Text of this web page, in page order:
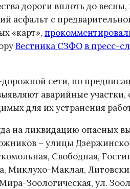
дороги вплоть до
асфальт с
«карт»,
Вестника СЗФО в пресс-
дорожной сети, по
аварийные
для их устранения
на ликвидацию опасных
– улицы
Свободная,
Миклухо-Маклая,
Зоологическая, ул.